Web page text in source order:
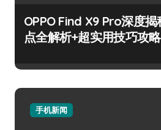
OPPO Find X9 Pro深度揭
点全解析+超实用技巧攻略
手机新闻